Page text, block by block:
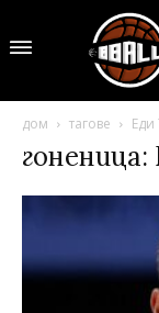
дом тагове Еди
гоненица: